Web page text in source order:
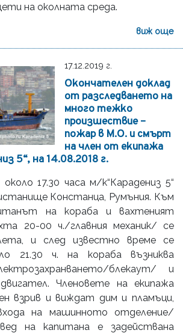
на околната среда.
виж още
17.12.2019 г.
Окончателен доклад
от разследването на
много тежко
произшествие –
пожар в М.О. и смърт
на член от екипажа
5“, на 14.08.2018 г.
около 17.30 часа м/к“Карадениз 5“
Констанца, Румъния. Към
на кораба и вахтеният
20-00 ч./главния механик/ се
и след известно време се
21.30 ч. на кораба възниква
блекаут/ и
Членовете на екипажа
взрив и виждат дим и пламъци,
на машинното отделение/
на капитана е задействана